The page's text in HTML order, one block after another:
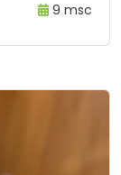
9 msc